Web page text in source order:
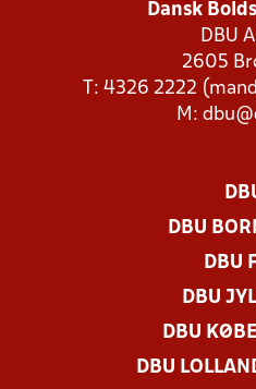
Dansk
DBU
2605
T: 4326 2222
M:
DBU
DBU
DBU
DBU
DBU